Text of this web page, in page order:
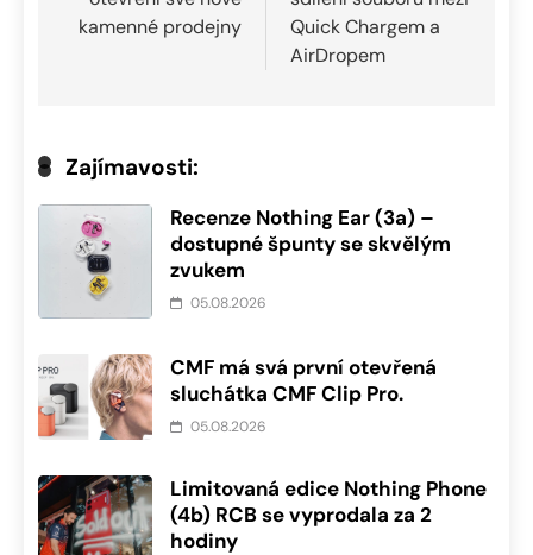
příspěvek
kamenné prodejny
Quick Chargem a
AirDropem
Zajímavosti:
Recenze Nothing Ear (3a) –
dostupné špunty se skvělým
zvukem
05.08.2026
CMF má svá první otevřená
sluchátka CMF Clip Pro.
05.08.2026
Limitovaná edice Nothing Phone
(4b) RCB se vyprodala za 2
hodiny